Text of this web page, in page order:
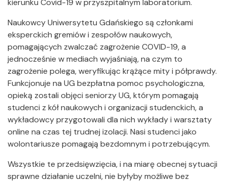
kierunku Covid-19 w przyszpitalnym laboratorium.
Naukowcy Uniwersytetu Gdańskiego są członkami
eksperckich gremiów i zespołów naukowych,
pomagających zwalczać zagrożenie COVID-19, a
jednocześnie w mediach wyjaśniają, na czym to
zagrożenie polega, weryfikując krążące mity i półprawdy.
Funkcjonuje na UG bezpłatna pomoc psychologiczna,
opieką zostali objęci seniorzy UG, którym pomagają
studenci z kół naukowych i organizacji studenckich, a
wykładowcy przygotowali dla nich wykłady i warsztaty
online na czas tej trudnej izolacji. Nasi studenci jako
wolontariusze pomagają bezdomnym i potrzebującym.
Wszystkie te przedsięwzięcia, i na miarę obecnej sytuacji
sprawne działanie uczelni, nie byłyby możliwe bez